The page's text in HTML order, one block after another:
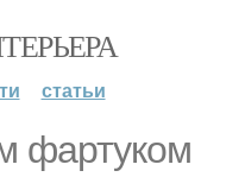
статьи
фартуком